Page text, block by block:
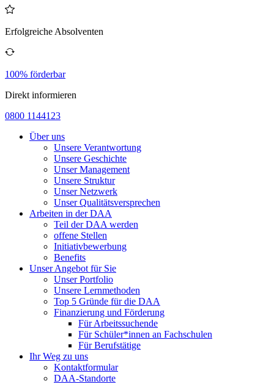
Erfolgreiche Absolventen
100% förderbar
Direkt informieren
0800 1144123
Über uns
Unsere Verantwortung
Unsere Geschichte
Unser Management
Unsere Struktur
Unser Netzwerk
Unser Qualitätsversprechen
Arbeiten in der DAA
Teil der DAA werden
offene Stellen
Initiativbewerbung
Benefits
Unser Angebot für Sie
Unser Portfolio
Unsere Lernmethoden
Top 5 Gründe für die DAA
Finanzierung und Förderung
Für Arbeitssuchende
Für Schüler*innen an Fachschulen
Für Berufstätige
Ihr Weg zu uns
Kontaktformular
DAA-Standorte